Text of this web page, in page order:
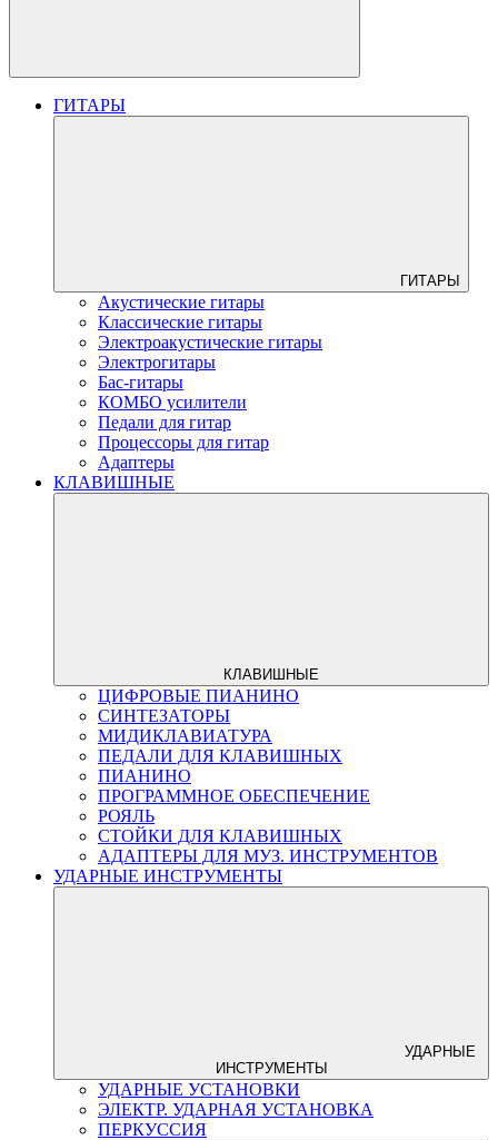
ГИТАРЫ
ГИТАРЫ
Акустические гитары
Классические гитары
Электроакустические гитары
Электрогитары
Бас-гитары
КОМБО усилители
Педали для гитар
Процессоры для гитар
Адаптеры
КЛАВИШНЫЕ
КЛАВИШНЫЕ
ЦИФРОВЫЕ ПИАНИНО
СИНТЕЗАТОРЫ
МИДИКЛАВИАТУРА
ПЕДАЛИ ДЛЯ КЛАВИШНЫХ
ПИАНИНО
ПРОГРАММНОЕ ОБЕСПЕЧЕНИЕ
РОЯЛЬ
СТОЙКИ ДЛЯ КЛАВИШНЫХ
АДАПТЕРЫ ДЛЯ МУЗ. ИНСТРУМЕНТОВ
УДАРНЫЕ ИНСТРУМЕНТЫ
УДАРНЫЕ
ИНСТРУМЕНТЫ
УДАРНЫЕ УСТАНОВКИ
ЭЛЕКТР. УДАРНАЯ УСТАНОВКА
ПЕРКУССИЯ